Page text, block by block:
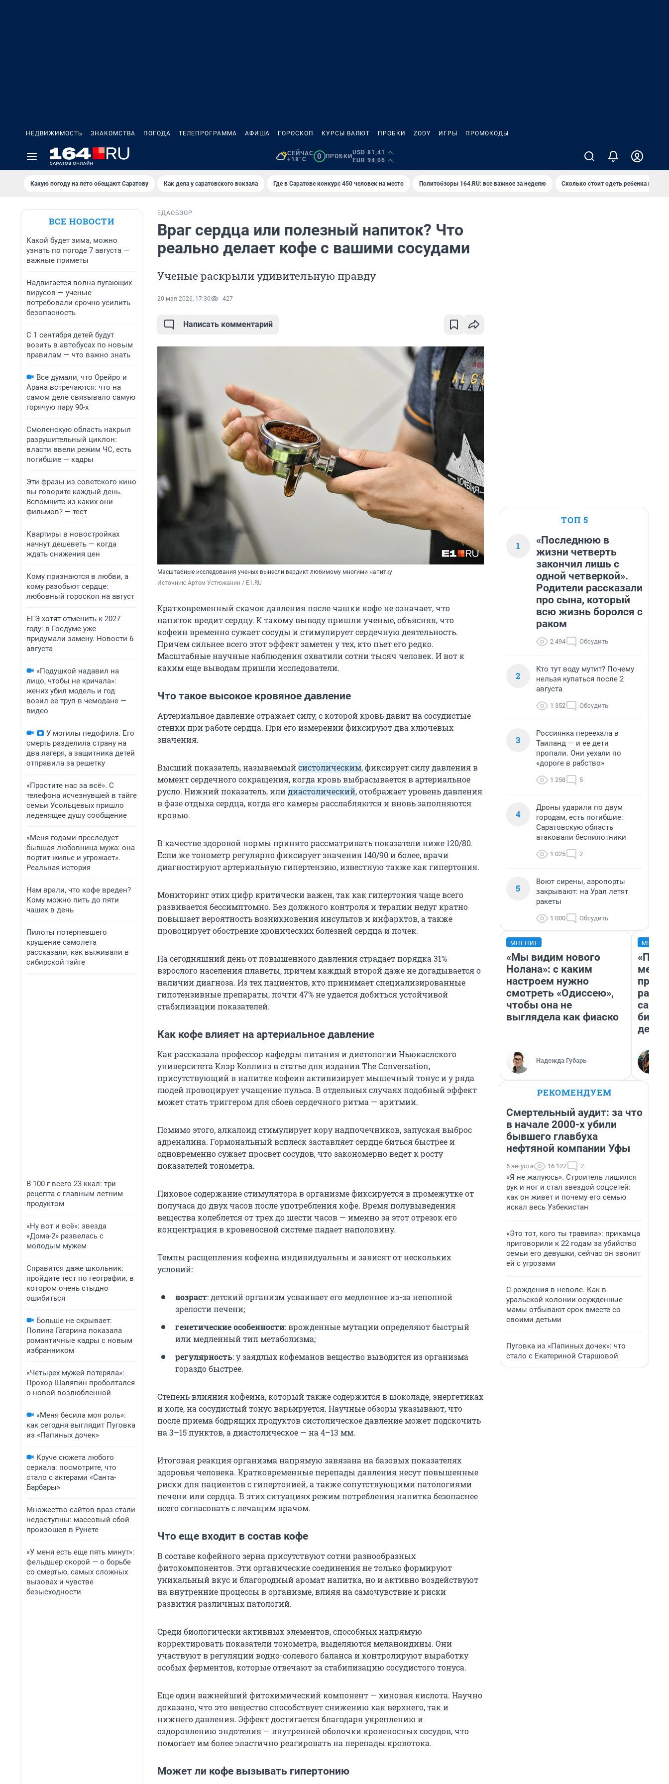
НЕДВИЖИМОСТЬ ЗНАКОМСТВА ПОГОДА ТЕЛЕПРОГРАММА АФИША ГОРОСКОП КУРСЫ ВАЛЮТ ПРОБКИ ZODY ИГРЫ ПРОМОКОДЫ
СЕЙЧАС
+18°C
0 ПРОБКИ
USD 81,41
EUR 94,06
Какую погоду на лето обещают Саратову Как дела у саратовского вокзала Где в Саратове конкурс 450 человек на место Политобзоры 164.RU: все важное за неделю Сколько стоит одеть ребенка на
ВСЕ НОВОСТИ
Какой будет зима, можно
узнать по погоде 7 августа —
важные приметы
Надвигается волна пугающих
вирусов — ученые
потребовали срочно усилить
безопасность
С 1 сентября детей будут
возить в автобусах по новым
правилам — что важно знать
Все думали, что Орейро и
Арана встречаются: что на
самом деле связывало самую
горячую пару 90-х
Смоленскую область накрыл
разрушительный циклон:
власти ввели режим ЧС, есть
погибшие — кадры
Эти фразы из советского кино
вы говорите каждый день.
Вспомните из каких они
фильмов? — тест
Квартиры в новостройках
начнут дешеветь — когда
ждать снижения цен
Кому признаются в любви, а
кому разобьют сердце:
любовный гороскоп на август
ЕГЭ хотят отменить к 2027
году: в Госдуме уже
придумали замену. Новости 6
августа
«Подушкой надавил на
лицо, чтобы не кричала»:
жених убил модель и год
возил ее труп в чемодане —
видео
У могилы педофила. Его
смерть разделила страну на
два лагеря, а защитника детей
отправила за решетку
«Простите нас за всё». С
телефона исчезнувшей в тайге
семьи Усольцевых пришло
леденящее душу сообщение
«Меня годами преследует
бывшая любовница мужа: она
портит жилье и угрожает».
Реальная история
Нам врали, что кофе вреден?
Кому можно пить до пяти
чашек в день
Пилоты потерпевшего
крушение самолета
рассказали, как выживали в
сибирской тайге
В 100 г всего 23 ккал: три
рецепта с главным летним
продуктом
«Ну вот и всё»: звезда
«Дома-2» развелась с
молодым мужем
Справится даже школьник:
пройдите тест по географии, в
котором очень стыдно
ошибиться
Больше не скрывает:
Полина Гагарина показала
романтичные кадры с новым
избранником
«Четырех мужей потеряла»:
Прохор Шаляпин проболтался
о новой возлюбленной
«Меня бесила моя роль»:
как сегодня выглядит Пуговка
из «Папиных дочек»
Круче сюжета любого
сериала: посмотрите, что
стало с актерами «Санта-
Барбары»
Множество сайтов враз стали
недоступны: массовый сбой
произошел в Рунете
«У меня есть еще пять минут»:
фельдшер скорой — о борьбе
со смертью, самых сложных
вызовах и чувстве
безысходности
ЕДАОБЗОР
Враг сердца или полезный напиток? Что
реально делает кофе с вашими сосудами
Ученые раскрыли удивительную правду
20 мая 2026, 17:30 427
Написать комментарий
Масштабные исследования ученых вынесли вердикт любимому многими напитку
Источник: Артем Устюжанин / E1.RU
Кратковременный скачок давления после чашки кофе не означает, что
напиток вредит сердцу. К такому выводу пришли ученые, объясняя, что
кофеин временно сужает сосуды и стимулирует сердечную деятельность.
Причем сильнее всего этот эффект заметен у тех, кто пьет его редко.
Масштабные научные наблюдения охватили сотни тысяч человек. И вот к
каким еще выводам пришли исследователи.
Что такое высокое кровяное давление
Артериальное давление отражает силу, с которой кровь давит на сосудистые
стенки при работе сердца. При его измерении фиксируют два ключевых
значения.
Высший показатель, называемыйсистолическим, фиксирует силу давления в
момент сердечного сокращения, когда кровь выбрасывается в артериальное
русло. Нижний показатель, или диастолический, отображает уровень давления
в фазе отдыха сердца, когда его камеры расслабляются и вновь заполняются
кровью.
В качестве здоровой нормы принято рассматривать показатели ниже 120/80.
Если же тонометр регулярно фиксирует значения 140/90 и более, врачи
диагностируют артериальную гипертензию, известную также как гипертония.
Мониторинг этих цифр критически важен, так как гипертония чаще всего
развивается бессимптомно. Без должного контроля и терапии недуг кратно
повышает вероятность возникновения инсультов и инфарктов, а также
провоцирует обострение хронических болезней сердца и почек.
На сегодняшний день от повышенного давления страдает порядка 31%
взрослого населения планеты, причем каждый второй даже не догадывается о
наличии диагноза. Из тех пациентов, кто принимает специализированные
гипотензивные препараты, почти 47% не удается добиться устойчивой
стабилизации показателей.
Как кофе влияет на артериальное давление
Как рассказала профессор кафедры питания и диетологии Ньюкаслского
университета Клэр Коллинз в статье для издания The Conversation,
присутствующий в напитке кофеин активизирует мышечный тонус и у ряда
людей провоцирует учащение пульса. В отдельных случаях подобный эффект
может стать триггером для сбоев сердечного ритма — аритмии.
Помимо этого, алкалоид стимулирует кору надпочечников, запуская выброс
адреналина. Гормональный всплеск заставляет сердце биться быстрее и
одновременно сужает просвет сосудов, что закономерно ведет к росту
показателей тонометра.
Пиковое содержание стимулятора в организме фиксируется в промежутке от
получаса до двух часов после употребления кофе. Время полувыведения
вещества колеблется от трех до шести часов — именно за этот отрезок его
концентрация в кровеносной системе падает наполовину.
Темпы расщепления кофеина индивидуальны и зависят от нескольких
условий:
возраст: детский организм усваивает его медленнее из-за неполной
зрелости печени;
генетические особенности: врожденные мутации определяют быстрый
или медленный тип метаболизма;
регулярность: у заядлых кофеманов вещество выводится из организма
гораздо быстрее.
Степень влияния кофеина, который также содержится в шоколаде, энергетиках
и коле, на сосудистый тонус варьируется. Научные обзоры указывают, что
после приема бодрящих продуктов систолическое давление может подскочить
на 3–15 пунктов, а диастолическое — на 4–13 мм.
Итоговая реакция организма напрямую завязана на базовых показателях
здоровья человека. Кратковременные перепады давления несут повышенные
риски для пациентов с гипертонией, а также сопутствующими патологиями
печени или сердца. В этих ситуациях режим потребления напитка безопаснее
всего согласовать с лечащим врачом.
Что еще входит в состав кофе
В составе кофейного зерна присутствуют сотни разнообразных
фитокомпонентов. Эти органические соединения не только формируют
уникальный вкус и благородный аромат напитка, но и активно воздействуют
на внутренние процессы в организме, влияя на самочувствие и риски
развития различных патологий.
Среди биологически активных элементов, способных напрямую
корректировать показатели тонометра, выделяются меланоидины. Они
участвуют в регуляции водно-солевого баланса и контролируют выработку
особых ферментов, которые отвечают за стабилизацию сосудистого тонуса.
Еще один важнейший фитохимический компонент — хиновая кислота. Научно
доказано, что это вещество способствует снижению как верхнего, так и
нижнего давления. Эффект достигается благодаря укреплению и
оздоровлению эндотелия — внутренней оболочки кровеносных сосудов, что
помогает им более эластично реагировать на перепады кровотока.
Может ли кофе вызывать гипертонию
ТОП 5
1
«Последнюю в
жизни четверть
закончил лишь с
одной четверкой».
Родители рассказали
про сына, который
всю жизнь боролся с
раком
2 494 Обсудить
2
Кто тут воду мутит? Почему
нельзя купаться после 2
августа
1 352 Обсудить
3
Россиянка переехала в
Таиланд — и ее дети
пропали. Они уехали по
«дороге в рабство»
1 258 5
4
Дроны ударили по двум
городам, есть погибшие:
Саратовскую область
атаковали беспилотники
1 025 2
5
Воют сирены, аэропорты
закрывают: на Урал летят
ракеты
1 000 Обсудить
МНЕНИЕ
«Мы видим нового
Нолана»: с каким
настроем нужно
смотреть «Одиссею»,
чтобы она не
выглядела как фиаско
Надежда Губарь
РЕКОМЕНДУЕМ
Смертельный аудит: за что
в начале 2000-х убили
бывшего главбуха
нефтяной компании Уфы
6 августа 16 127 2
«Я не жалуюсь». Строитель лишился
рук и ног и стал звездой соцсетей:
как он живет и почему его семью
искал весь Узбекистан
«Это тот, кого ты травила»: прикамца
приговорили к 22 годам за убийство
семьи его девушки, сейчас он звонит
ей с угрозами
С рождения в неволе. Как в
уральской колонии осужденные
мамы отбывают срок вместе со
своими детьми
Пуговка из «Папиных дочек»: что
стало с Екатериной Старшовой